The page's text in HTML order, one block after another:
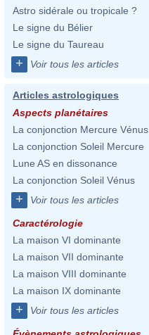
Astro sidérale ou tropicale ?
Le signe du Bélier
Le signe du Taureau
+ Voir tous les articles
Articles astrologiques
Aspects planétaires
La conjonction Mercure Vénus
La conjonction Soleil Mercure
Lune AS en dissonance
La conjonction Soleil Vénus
+ Voir tous les articles
Caractérologie
La maison VI dominante
La maison VII dominante
La maison VIII dominante
La maison IX dominante
+ Voir tous les articles